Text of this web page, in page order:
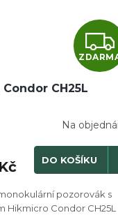
CH25L
Na
DO KOŠÍKU
pozorovák s
Hikmicro Condor CH25L